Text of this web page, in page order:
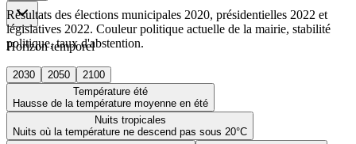
Horizon temporel
2030 2050
2100
Température été
Hausse de la température moyenne en été
Nuits tropicales
Nuits où la température ne descend pas sous 20°C
Résultats des élections municipales 2020, présidentielles 2022 et
législatives 2022. Couleur politique actuelle de la mairie, stabilité
politique, taux d'abstention.